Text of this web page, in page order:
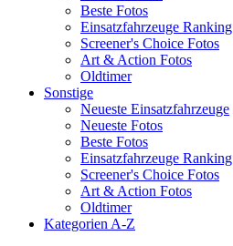
Beste Fotos
Einsatzfahrzeuge Ranking
Screener's Choice Fotos
Art & Action Fotos
Oldtimer
Sonstige
Neueste Einsatzfahrzeuge
Neueste Fotos
Beste Fotos
Einsatzfahrzeuge Ranking
Screener's Choice Fotos
Art & Action Fotos
Oldtimer
Kategorien A-Z